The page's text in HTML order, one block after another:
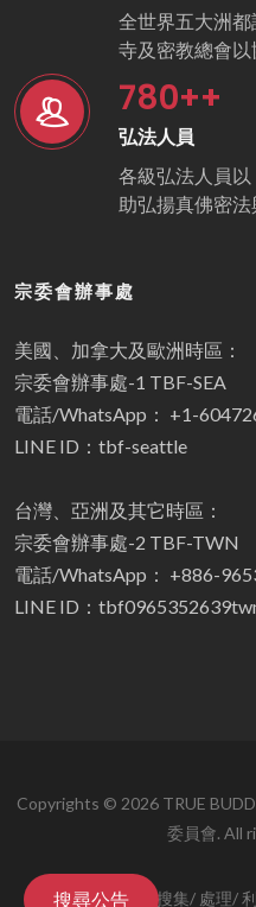
搜尋公告
全世界五大洲
寺及密教總會以
780++
弘法人員
各級弘法人員
助弘揚真佛密法
宗委會辦事處
美國、加拿大及歐洲時區：
宗委會辦事處-1 TBF-SEA
電話/WhatsApp： +1-
LINE ID：tbf-seattle
台灣、亞洲及其它時區：
宗委會辦事處-2 TBF-TWN
電話/WhatsApp： +886-
LINE ID：
Copyrights © 2026 TRUE
委員會. All
個人資料搜集/ 處理/